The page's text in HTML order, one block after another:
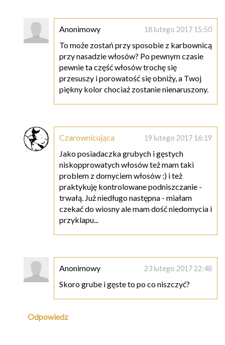
Anonimowy 18 lutego 2017 15:50
To może zostań przy sposobie z karbownicą
przy nasadzie włosów? Po pewnym czasie
pewnie ta część włosów trochę się
przesuszy i porowatość się obniży, a Twoj
piękny kolor chociaż zostanie nienaruszony.
Czarownicująca 19 lutego 2017 16:19
Jako posiadaczka grubych i gęstych
niskopprowatych włosów też mam taki
problem z domyciem włosów :) i też
praktykuję kontrolowane podniszczanie -
trwałą. Już niedługo następna - miałam
czekać do wiosny ale mam dość niedomycia i
przyklapu...
Anonimowy 23 lutego 2017 22:48
Skoro grube i gęste to po co niszczyć?
Odpowiedz